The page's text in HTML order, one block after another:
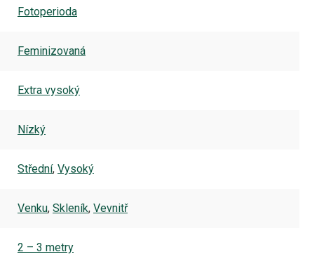
Fotoperioda
Feminizovaná
Extra vysoký
Nízký
Střední, Vysoký
Venku, Skleník, Vevnitř
2 – 3 metry